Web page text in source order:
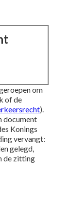
om
of de
).
document
Konings
vervangt:
gelegd,
de zitting